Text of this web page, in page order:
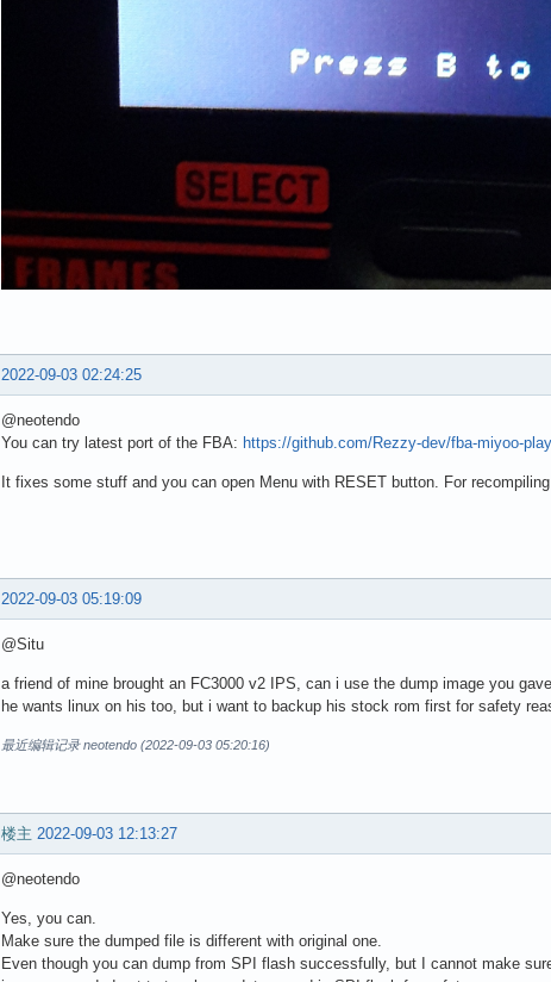
2022-09-03 02:24:25
@neotendo
You can try latest port of the FBA: https://github.com/Rezzy-dev/fba-miyoo-
It fixes some stuff and you can open Menu with RESET button. For
2022-09-03 05:19:09
@Situ
a friend of mine brought an FC3000 v2 IPS, can i use the dump image you
he wants linux on his too, but i want to backup his stock rom first for safety
最近编辑记录 neotendo (2022-09-03 05:20:16)
楼主 2022-09-03 12:13:27
@neotendo
Yes, you can.
Make sure the dumped file is different with original one.
Even though you can dump from SPI flash successfully, but I cannot make